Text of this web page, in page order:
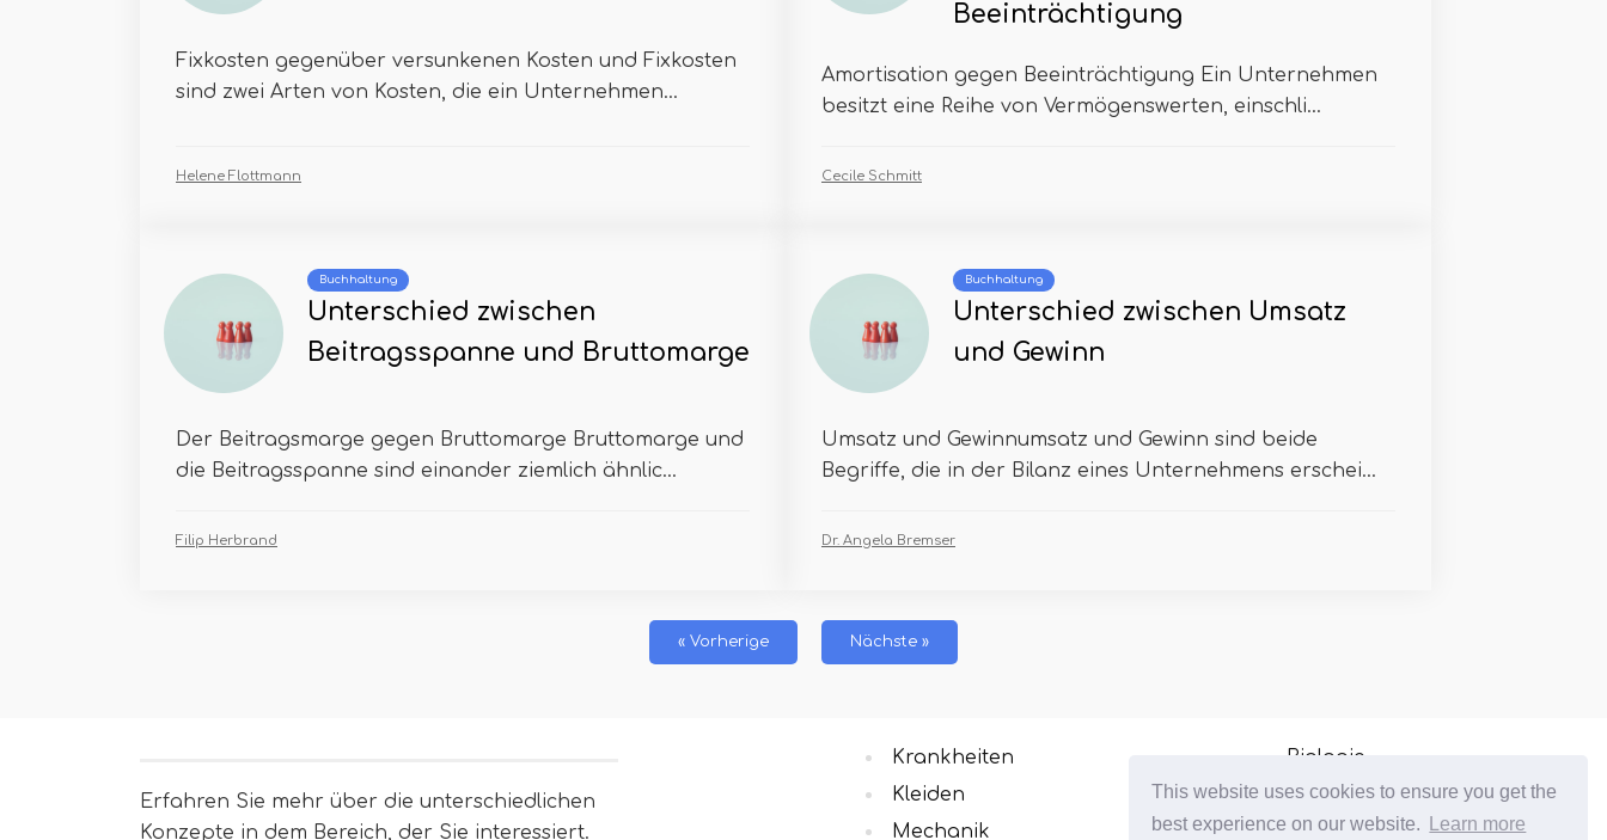
This website uses cookies to ensure you get the
best experience on our website.
Learn more
Fixkosten gegenüber versunkenen Kosten und Fixkosten
sind zwei Arten von Kosten, die ein Unternehmen...
Helene Flottmann
Beeinträchtigung
Amortisation gegen Beeinträchtigung Ein Unternehmen
besitzt eine Reihe von Vermögenswerten, einschli...
Cecile Schmitt
Buchhaltung
Unterschied zwischen
Beitragsspanne und Bruttomarge
Der Beitragsmarge gegen Bruttomarge Bruttomarge und
die Beitragsspanne sind einander ziemlich ähnlic...
Filip Herbrand
Buchhaltung
Unterschied zwischen Umsatz
und Gewinn
Umsatz und Gewinnumsatz und Gewinn sind beide
Begriffe, die in der Bilanz eines Unternehmens erschei...
Dr. Angela Bremser
« Vorherige Nächste »
Erfahren Sie mehr über die unterschiedlichen
Konzepte in dem Bereich, der Sie interessiert.
Krankheiten
Kleiden
Mechanik
Biologie
Molekularbiologie
Regierung